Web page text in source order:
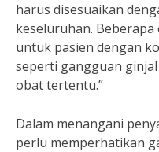
harus disesuaikan
keseluruhan.
untuk pasien dengan
seperti gangguan
obat tertentu.”
Dalam menangani
perlu memperhatikan